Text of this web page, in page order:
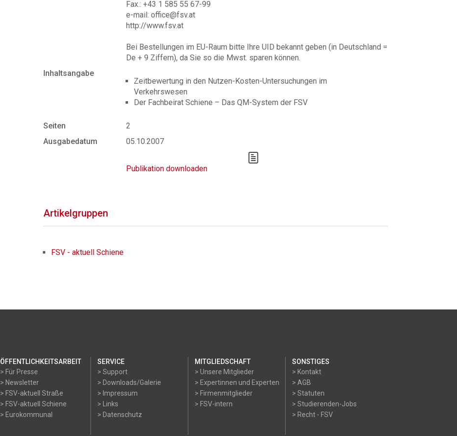
Fax.: +43 1 585 55 67-99
e-mail: office@fsv.at
http://www.fsv.at
Bei Bestellungen im EU-Raum bitte Ihre UID bekannt geben (in Deutschland =
De + 9 Ziffern), da Sie so die Mwst. sparen können.
Inhaltsangabe
Zeitbewertung in den Nutzen-Kosten-Untersuchungen im
Verkehrswesen
Der Fachbeirat Schiene – Das QM-System der FSV
Seiten
2
Ausgabedatum
05.10.2007
Publikation downloaden
Artikelgruppen
FSV - aktuell Schiene
ÖFFENTLICHKEITSARBEIT
> Für Presse
> Newsletter
> FSV-aktuell Straße
> FSV-aktuell Schiene
> Eurokommunal
SERVICE
> Support
> Downloads/Galerie
> Impressum
> Links
> Datenschutz
MITGLIEDSCHAFT
> Unsere Mitglieder
> Expertinnen und Experten
> Firmenmitglieder
> FSV-intern
SONSTIGES
> Kontakt
> AGB
> Statuten
> Studierenden-Jobs
> Recht - FSV